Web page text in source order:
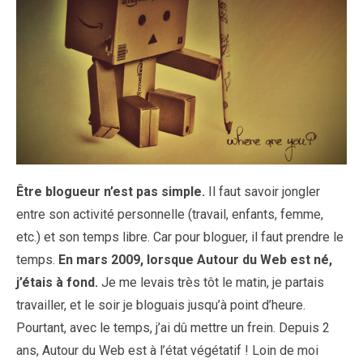
Être blogueur n’est pas simple. Il faut savoir jongler
entre son activité personnelle (travail, enfants, femme,
etc.) et son temps libre. Car pour bloguer, il faut prendre le
temps. En mars 2009, lorsque Autour du Web est né,
j’étais à fond. Je me levais très tôt le matin, je partais
travailler, et le soir je bloguais jusqu’à point d’heure.
Pourtant, avec le temps, j’ai dû mettre un frein. Depuis 2
ans, Autour du Web est à l’état végétatif ! Loin de moi